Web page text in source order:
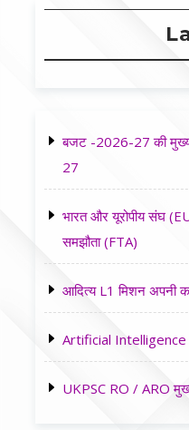
बजट -2026-27 की
27
भारत और यूरोपीय संघ
समझौता (FTA)
आदित्य L1 मिशन अपनी
Artificial Intelligence
UKPSC RO / ARO मुख्य